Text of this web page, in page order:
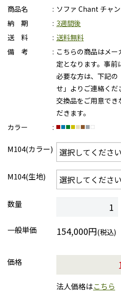
商品名
ソファ Chant チャ
納 期
3週間後
送 料
送料無料
備 考
こちらの商品はメ
定となります。事
必要な方は、下記
せ」よりご連絡く
交換品をご用意でき
だきます。
カラー
M104(カラー)
M104(生地)
数量
一般単価
154,000円(税込)
価格
法人価格はこちら